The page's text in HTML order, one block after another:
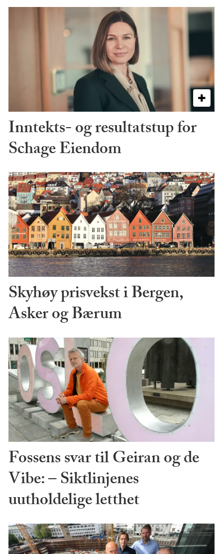
Inntekts- og resultatstup for
Schage Eiendom
Skyhøy prisvekst i Bergen,
Asker og Bærum
Fossens svar til Geiran og de
Vibe: – Siktlinjenes
uutholdelige letthet